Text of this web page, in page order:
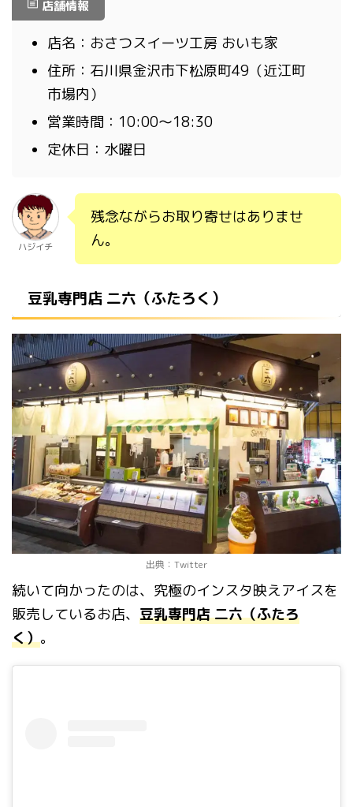
店舗情報
店名：おさつスイーツ工房 おいも家
住所：石川県金沢市下松原町49（近江町
市場内）
営業時間：10:00～18:30
定休日：水曜日
ハジイチ
残念ながらお取り寄せはありませ
ん。
豆乳専門店 二六（ふたろく）
出典：Twitter
続いて向かったのは、究極のインスタ映えアイスを
販売しているお店、 豆乳専門店 二六（ふたろ
く）。